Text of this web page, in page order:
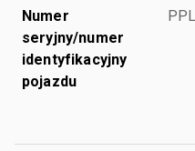
Numer
seryjny/numer
identyfikacyjny
pojazdu